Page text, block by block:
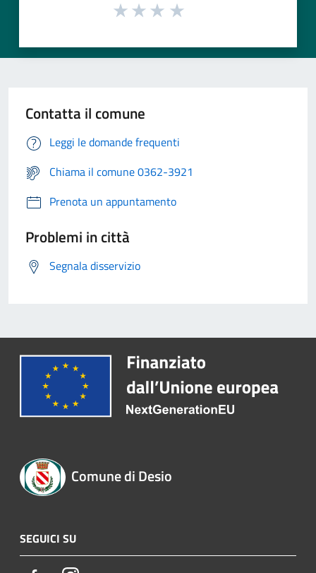
Contatta il comune
Leggi le domande frequenti
Chiama il comune 0362-3921
Prenota un appuntamento
Problemi in città
Segnala disservizio
Comune di Desio
SEGUICI SU